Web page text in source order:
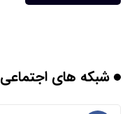
شبکه های اجتماعی